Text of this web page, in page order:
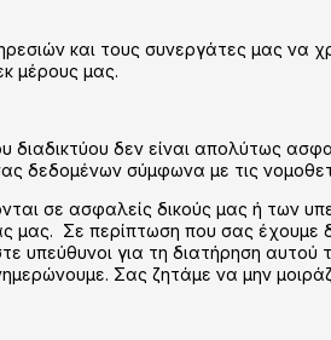
και τους συνεργάτες μας
μέρους μας.
δεν είναι απολύτως
δεδομένων σύμφωνα με τις
σε ασφαλείς δικούς μας ή των
μας. Σε περίπτωση που σας
υπεύθυνοι για τη διατήρηση
Σας ζητάμε να μην